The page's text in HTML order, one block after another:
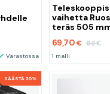
Varastossa
vaihetta
teräs 505
69,70 € 82€
1 malli
SÄÄSTÄ 20%